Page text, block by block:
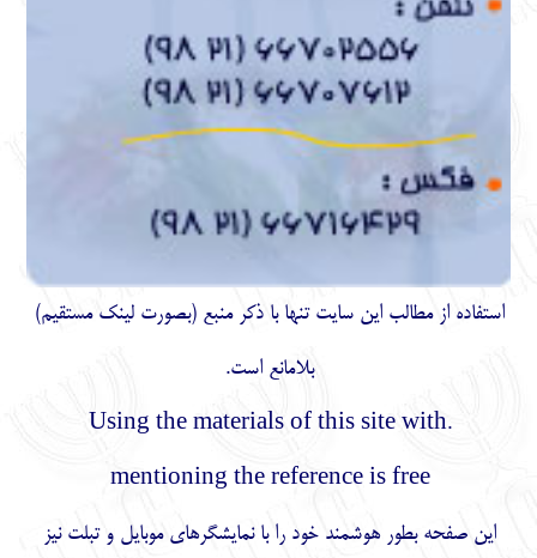
استفاده از مطالب اين سايت تنها با ذكر منبع (بصورت لینک مستقیم)
بلامانع است.
.Using the materials of this site with
mentioning the reference is free
این صفحه بطور هوشمند خود را با نمایشگرهای موبایل و تبلت نیز